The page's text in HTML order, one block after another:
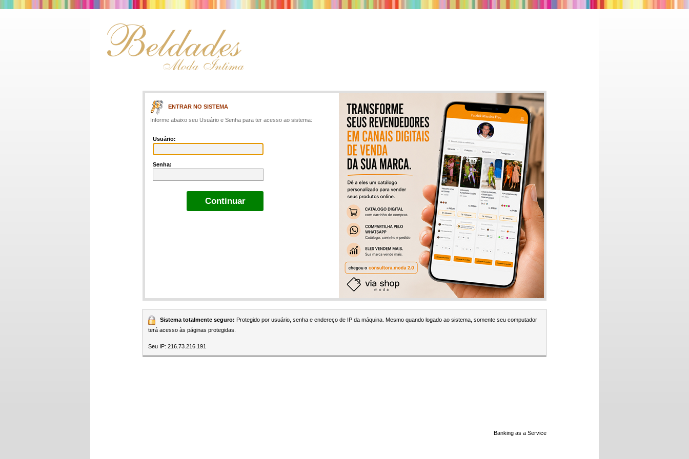
ENTRAR NO SISTEMA
Informe abaixo seu Usuário e Senha para ter acesso ao sistema:
Usuário:
Senha:
Sistema totalmente seguro: Protegido por usuário, senha e endereço de IP da máquina. Mesmo quando logado ao sistema, somente seu computador
terá acesso às páginas protegidas.
Seu IP: 216.73.216.191
Banking as a Service